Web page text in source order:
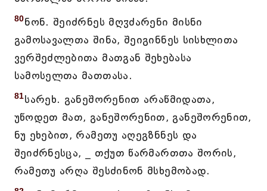
80ნონ. შეიძრნეს მღჳძარენი მისნი
გამოსავალთა შინა, შეიგინნეს სისხლითა
ვერშეძლებითა მათგან შეხებასა
სამოსელთა მათთასა.
81სარეხ. განეშორენით არაწმიდათა,
უწოდეთ მათ, განეშორენით, განეშორენით,
ნუ ეხებით, რამეთუ აღეგზნნეს და
შეიძრნესცა, _ თქუთ წარმართთა შორის,
რამეთუ არღა შესძინონ მსხემობად.